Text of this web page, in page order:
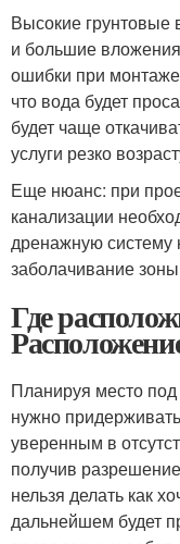
Высокие грунтовые
и большие
ошибки при
что вода будет
будет чаще
услуги резко
Еще нюанс: при
канализации
дренажную систему
заболачивание зоны
Где
Планируя место под
нужно
уверенным в
получив
нельзя делать как
дальнейшем будет